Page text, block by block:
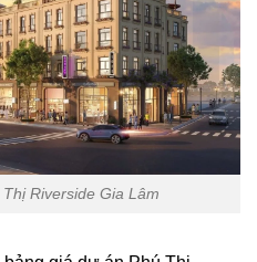
Riverside Gia Lâm